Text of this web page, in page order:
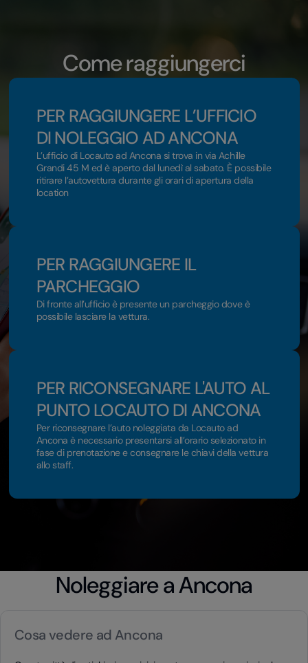
Come raggiungerci
PER RAGGIUNGERE L’UFFICIO
DI NOLEGGIO AD ANCONA
L’ufficio di Locauto ad Ancona si trova in via Achille
Grandi 45 M ed è aperto dal lunedì al sabato. È possibile
ritirare l’autovettura durante gli orari di apertura della
location
PER RAGGIUNGERE IL
PARCHEGGIO
Di fronte all’ufficio è presente un parcheggio dove è
possibile lasciare la vettura.
PER RICONSEGNARE L'AUTO AL
PUNTO LOCAUTO DI ANCONA
Per riconsegnare l’auto noleggiata da Locauto ad
Ancona è necessario presentarsi all’orario selezionato in
fase di prenotazione e consegnare le chiavi della vettura
allo staff.
Noleggiare a Ancona
Cosa vedere ad Ancona